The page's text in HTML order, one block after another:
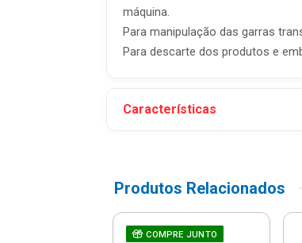
máquina.
Para manipulação das garras
Para descarte dos produtos e
Características
Produtos Relacionados
COMPRE JUNTO